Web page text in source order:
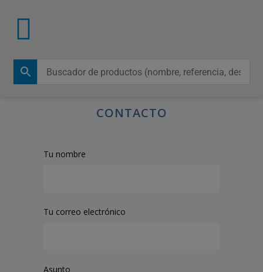
CONTACTO
Tu nombre
Tu correo electrónico
Asunto